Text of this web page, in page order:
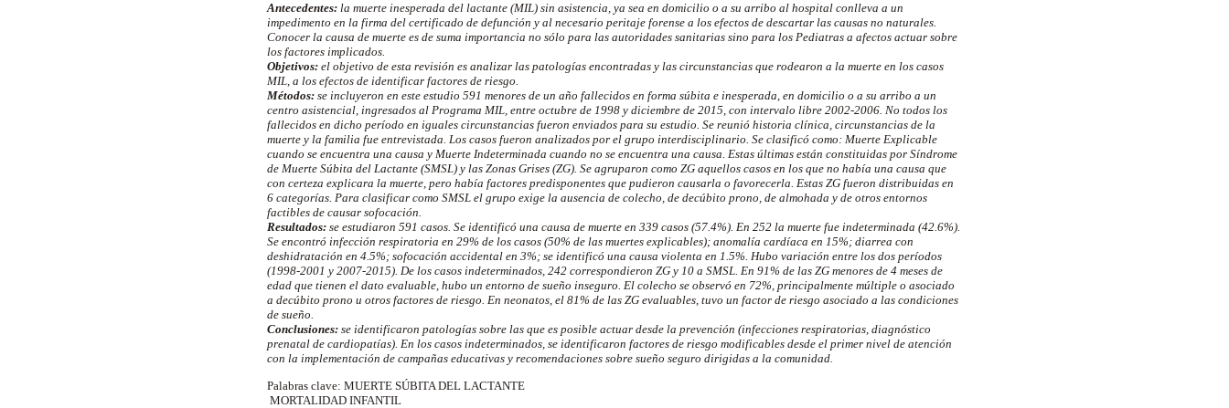
Antecedentes: la muerte inesperada del lactante (MIL) sin asistencia, ya sea en domicilio o a su arribo al hospital conlleva a un
impedimento en la firma del certificado de defunción y al necesario peritaje forense a los efectos de descartar las causas no naturales.
Conocer la causa de muerte es de suma importancia no sólo para las autoridades sanitarias sino para los Pediatras a afectos actuar sobre
los factores implicados.
Objetivos: el objetivo de esta revisión es analizar las patologías encontradas y las circunstancias que rodearon a la muerte en los casos
MIL, a los efectos de identificar factores de riesgo.
Métodos: se incluyeron en este estudio 591 menores de un año fallecidos en forma súbita e inesperada, en domicilio o a su arribo a un
centro asistencial, ingresados al Programa MIL, entre octubre de 1998 y diciembre de 2015, con intervalo libre 2002-2006. No todos los
fallecidos en dicho período en iguales circunstancias fueron enviados para su estudio. Se reunió historia clínica, circunstancias de la
muerte y la familia fue entrevistada. Los casos fueron analizados por el grupo interdisciplinario. Se clasificó como: Muerte Explicable
cuando se encuentra una causa y Muerte Indeterminada cuando no se encuentra una causa. Estas últimas están constituidas por Síndrome
de Muerte Súbita del Lactante (SMSL) y las Zonas Grises (ZG). Se agruparon como ZG aquellos casos en los que no había una causa que
con certeza explicara la muerte, pero había factores predisponentes que pudieron causarla o favorecerla. Estas ZG fueron distribuidas en
6 categorías. Para clasificar como SMSL el grupo exige la ausencia de colecho, de decúbito prono, de almohada y de otros entornos
factibles de causar sofocación.
Resultados: se estudiaron 591 casos. Se identificó una causa de muerte en 339 casos (57.4%). En 252 la muerte fue indeterminada (42.6%).
Se encontró infección respiratoria en 29% de los casos (50% de las muertes explicables); anomalía cardíaca en 15%; diarrea con
deshidratación en 4.5%; sofocación accidental en 3%; se identificó una causa violenta en 1.5%. Hubo variación entre los dos períodos
(1998-2001 y 2007-2015). De los casos indeterminados, 242 correspondieron ZG y 10 a SMSL. En 91% de las ZG menores de 4 meses de
edad que tienen el dato evaluable, hubo un entorno de sueño inseguro. El colecho se observó en 72%, principalmente múltiple o asociado
a decúbito prono u otros factores de riesgo. En neonatos, el 81% de las ZG evaluables, tuvo un factor de riesgo asociado a las condiciones
de sueño.
Conclusiones: se identificaron patologías sobre las que es posible actuar desde la prevención (infecciones respiratorias, diagnóstico
prenatal de cardiopatías). En los casos indeterminados, se identificaron factores de riesgo modificables desde el primer nivel de atención
con la implementación de campañas educativas y recomendaciones sobre sueño seguro dirigidas a la comunidad.
Palabras clave: MUERTE SÚBITA DEL LACTANTE
MORTALIDAD INFANTIL